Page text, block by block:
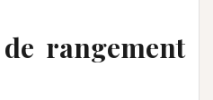
rangement